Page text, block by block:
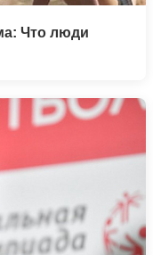
Что люди